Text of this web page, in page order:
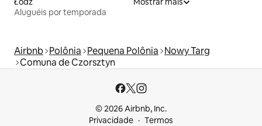
Aluguéis por temporada
Airbnb Polônia Pequena Polônia Nowy Targ
Comuna de Czorsztyn
© 2026 Airbnb, Inc.
Privacidade
Termos